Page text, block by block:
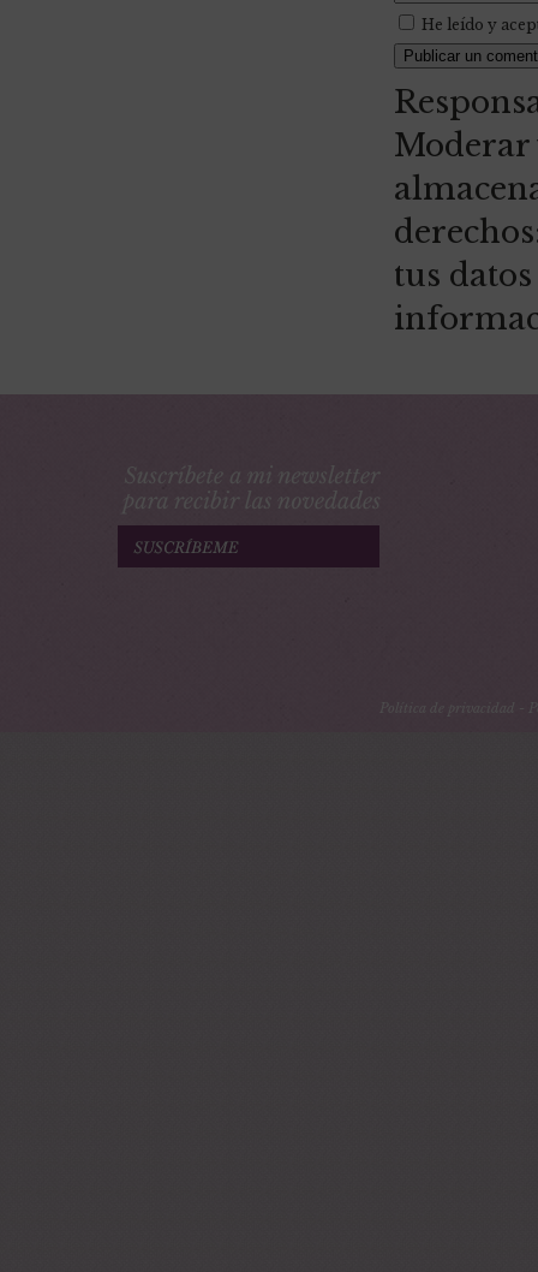
He leído y
Moderar
tus
Política de privacidad -